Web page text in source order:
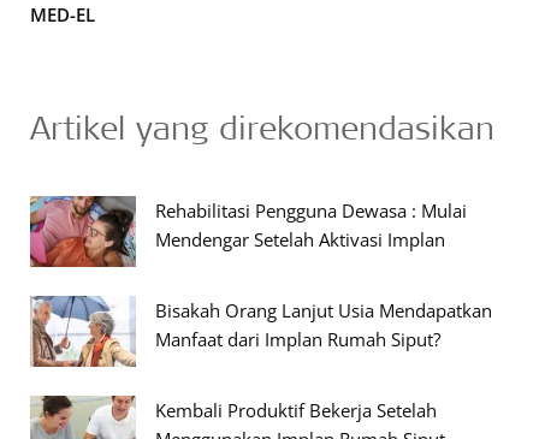
MED-EL
Artikel yang direkomendasikan
Rehabilitasi Pengguna Dewasa : Mulai
Mendengar Setelah Aktivasi Implan
Bisakah Orang Lanjut Usia Mendapatkan
Manfaat dari Implan Rumah Siput?
Kembali Produktif Bekerja Setelah